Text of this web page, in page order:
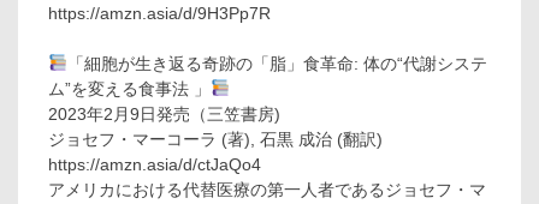
https://amzn.asia/d/9H3Pp7R
「細胞が生き返る奇跡の「脂」食革命: 体の“代謝システ
ム”を変える食事法 」
2023年2月9日発売（三笠書房)
ジョセフ・マーコーラ (著), 石黒 成治 (翻訳)
https://amzn.asia/d/ctJaQo4
アメリカにおける代替医療の第一人者であるジョセフ・マ